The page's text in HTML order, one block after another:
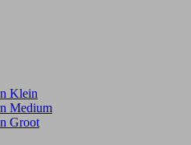
Klein
Medium
Groot